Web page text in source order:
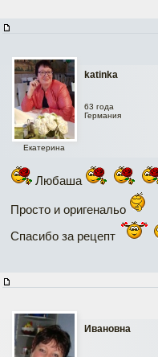
katinka
Екатерина
63 года
Германия
Любаша
Просто и оригенальо
Спасибо за рецепт
Ивановна